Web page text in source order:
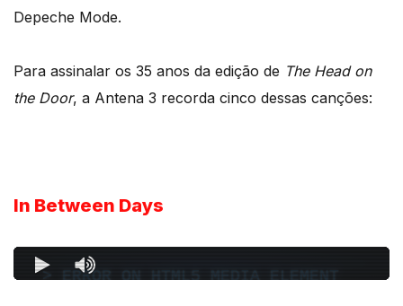
Depeche Mode.
Para assinalar os 35 anos da edição de The Head on
the Door, a Antena 3 recorda cinco dessas canções:
In Between Days